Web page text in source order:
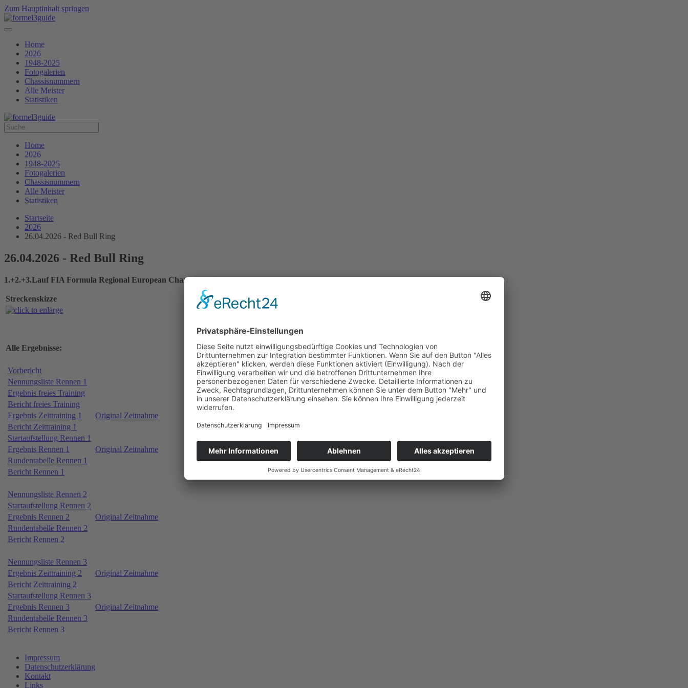
Zum Hauptinhalt springen
Home
2026
1948-2025
Fotogalerien
Chassisnummern
Alle Meister
Statistiken
Home
2026
1948-2025
Fotogalerien
Chassisnummern
Alle Meister
Statistiken
Startseite
2026
26.04.2026 - Red Bull Ring
26.04.2026 - Red Bull Ring
1.+2.+3.Lauf FIA Formula Regional European Championship
Streckenskizze
Alle Ergebnisse:
Vorbericht
Nennungsliste Rennen 1
Ergebnis freies Training
Bericht freies Training
Ergebnis Zeittraining 1
Original Zeitnahme
Bericht Zeittraining 1
Startaufstellung Rennen 1
Ergebnis Rennen 1
Original Zeitnahme
Rundentabelle Rennen 1
Bericht Rennen 1
Nennungsliste Rennen 2
Startaufstellung Rennen 2
Ergebnis Rennen 2
Original Zeitnahme
Rundentabelle Rennen 2
Bericht Rennen 2
Nennungsliste Rennen 3
Ergebnis Zeittraining 2
Original Zeitnahme
Bericht Zeittraining 2
Startaufstellung Rennen 3
Ergebnis Rennen 3
Original Zeitnahme
Rundentabelle Rennen 3
Bericht Rennen 3
Impressum
Datenschutzerklärung
Kontakt
Links